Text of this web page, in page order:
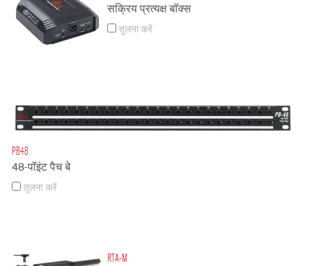
सक्रिय प्रत्यक्ष बॉक्स
तुलना करें
PB48
48-पॉइंट पैच बे
तुलना करें
RTA-M